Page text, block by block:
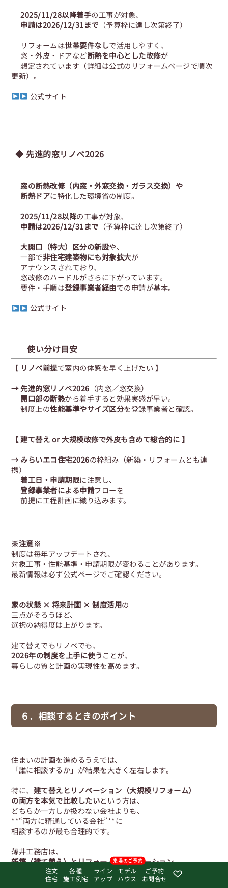
2025/11/28以降着手の工事が対象、
申請は2026/12/31まで （予算枠に達し次第終了）
リフォームは世帯要件なしで活用しやすく、
窓・外皮・ドアなど断熱を中心とした改修が
想定されています（詳細は公式のリフォームページで順次
更新）。
公式サイト
◆ 先進的窓リノベ2026
窓の断熱改修（内窓・外窓交換・ガラス交換）や
断熱ドアに特化した環境省の制度。
2025/11/28以降の工事が対象、
申請は2026/12/31まで （予算枠に達し次第終了）
大開口（特大）区分の新設や、
一部で非住宅建築物にも対象拡大が
アナウンスされており、
窓改修のハードルがさらに下がっています。
要件・手順は登録事業者経由での申請が基本。
公式サイト
使い分け目安
【 リノベ前提で室内の体感を早く上げたい 】
→ 先進的窓リノベ2026 （内窓／窓交換）
開口部の断熱から着手すると効果実感が早い。
制度上の性能基準やサイズ区分を登録事業者と確認。
【 建て替え or 大規模改修で外皮も含めて総合的に 】
→ みらいエコ住宅2026の枠組み（新築・リフォームとも連
携）
着工日・申請期限に注意し、
登録事業者による申請フローを
前提に工程計画に織り込みます。
※注意※
制度は毎年アップデートされ、
対象工事・性能基準・申請期限が変わることがあります。
最新情報は必ず公式ページでご確認ください。
家の状態 × 将来計画 × 制度活用の
三点がそろうほど、
選択の納得度は上がります。
建て替えでもリノベでも、
2026年の制度を上手に使うことが、
暮らしの質と計画の実現性を高めます。
６．相談するときのポイント
住まいの計画を進めるうえでは、
「誰に相談するか」が結果を大きく左右します。
特に、 建て替えとリノベーション（大規模リフォーム）
の両方を本気で比較したいという方は、
どちらか一方しか扱わない会社よりも、
**“両方に精通している会社”**に
相談するのが最も合理的です。
薄井工務店は、
新築（建て替え）とリフォーム・リノベーション
の両方を長年手がけている工務店です。
注文
住宅
各種
施工例宅
ライン
アップ
モデル
ハウス
ご予約
お問合せ